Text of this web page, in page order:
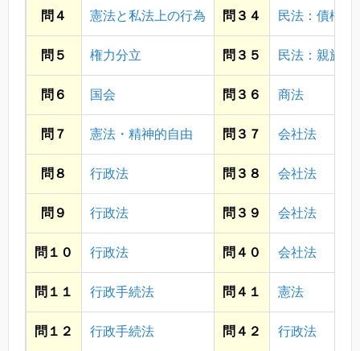
問４ 憲法と私法上の行為 問３４ 民法：債権
問５ 権力分立 問３５ 民法：親族
問６ 国会 問３６ 商法
問７ 憲法・精神的自由 問３７ 会社法
問８ 行政法 問３８ 会社法
問９ 行政法 問３９ 会社法
問１０ 行政法 問４０ 会社法
問１１ 行政手続法 問４１ 憲法
問１２ 行政手続法 問４２ 行政法